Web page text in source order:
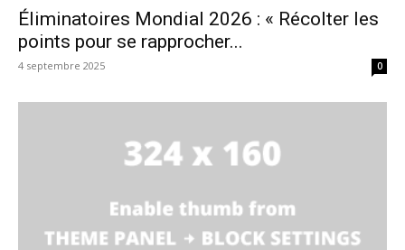
Éliminatoires Mondial 2026 : « Récolter les
points pour se rapprocher...
4 septembre 2025 0